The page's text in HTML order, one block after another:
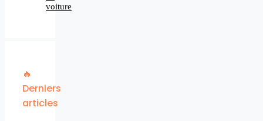
voiture
🔥
Derniers
articles